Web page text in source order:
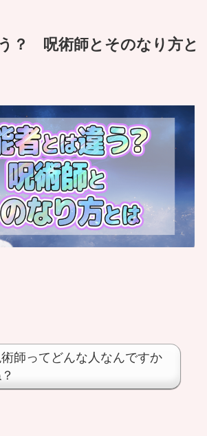
？ 呪術師とそのなり方と
師ってどんな人なんですか